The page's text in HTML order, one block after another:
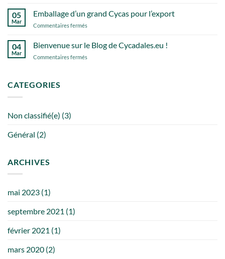
de
Europe
Dioon
edule
Dioon
05
Mar
Emballage d’un grand Cycas pour l’export
Commentaires ferméssur
d’un
Cycas
04
Mar
Bienvenue sur le Blog de Cycadales.eu !
Commentaires ferméssur
CATEGORIES
Non classifié(e) (3)
Général (2)
ARCHIVES
mai 2023 (1)
septembre 2021 (1)
février 2021 (1)
mars 2020 (2)